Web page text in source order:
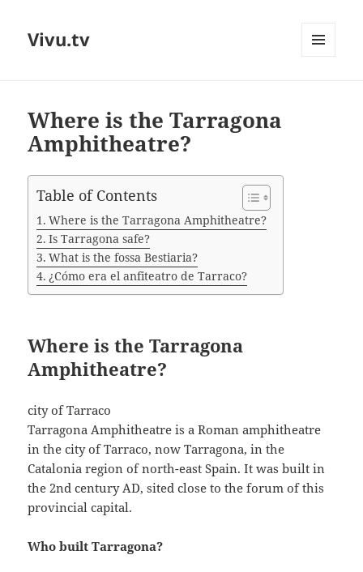
Vivu.tv
Where is the Tarragona
Amphitheatre?
Table of Contents
Where is the Tarragona Amphitheatre?
Is Tarragona safe?
What is the fossa Bestiaria?
¿Cómo era el anfiteatro de Tarraco?
Where is the Tarragona
Amphitheatre?
city of Tarraco
Tarragona Amphitheatre is a Roman amphitheatre
in the city of Tarraco, now Tarragona, in the
Catalonia region of north-east Spain. It was built in
the 2nd century AD, sited close to the forum of this
provincial capital.
Who built Tarragona?